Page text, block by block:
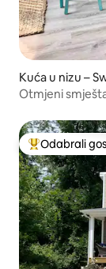
Kuća u nizu –
Otmjeni
Među najviše
Odabrali